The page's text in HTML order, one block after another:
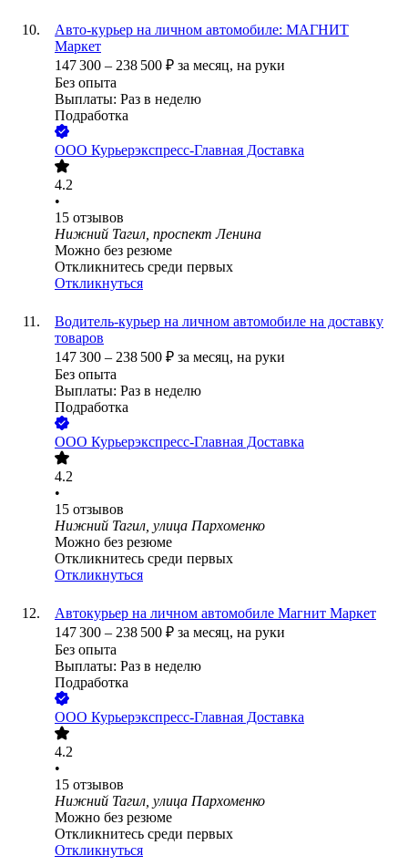
Авто-курьер на личном автомобиле: МАГНИТ
Маркет
147 300 – 238 500 ₽ за месяц, на руки
Без опыта
Выплаты: Раз в неделю
Подработка
ООО Курьерэкспресс-Главная Доставка
4.2
•
15 отзывов
Нижний Тагил, проспект Ленина
Можно без резюме
Откликнитесь среди первых
Откликнуться
Водитель-курьер на личном автомобиле на доставку
товаров
147 300 – 238 500 ₽ за месяц, на руки
Без опыта
Выплаты: Раз в неделю
Подработка
ООО Курьерэкспресс-Главная Доставка
4.2
•
15 отзывов
Нижний Тагил, улица Пархоменко
Можно без резюме
Откликнитесь среди первых
Откликнуться
Автокурьер на личном автомобиле Магнит Маркет
147 300 – 238 500 ₽ за месяц, на руки
Без опыта
Выплаты: Раз в неделю
Подработка
ООО Курьерэкспресс-Главная Доставка
4.2
•
15 отзывов
Нижний Тагил, улица Пархоменко
Можно без резюме
Откликнитесь среди первых
Откликнуться